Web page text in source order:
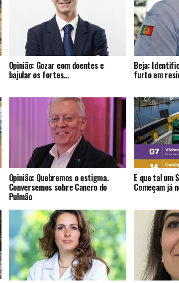
Opinião: Gozar com doentes e
bajular os fortes…
Beja:
furto em
Opinião: Quebremos o estigma.
Conversemos sobre Cancro do
Pulmão
E que tal um
Começam já